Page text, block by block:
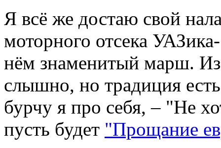
Я всё же достаю свой
моторного отсека
нём знаменитый марш.
слышно, но традиция
бурчу я про себя, – "Не
пусть будет "Прощание